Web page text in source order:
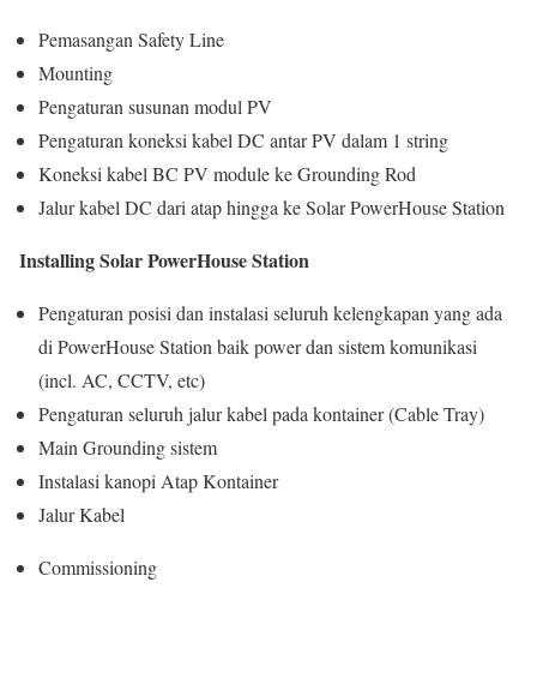
Pemasangan Safety Line
Mounting
Pengaturan susunan modul PV
Pengaturan koneksi kabel DC antar PV dalam 1 string
Koneksi kabel BC PV module ke Grounding Rod
Jalur kabel DC dari atap hingga ke Solar PowerHouse Station
InstallingSolarPowerHouseStation
Pengaturan posisi dan instalasi seluruh kelengkapan yang ada
di PowerHouse Station baik power dan sistem komunikasi
(incl. AC, CCTV, etc)
Pengaturan seluruh jalur kabel pada kontainer (Cable Tray)
Main Grounding sistem
Instalasi kanopi Atap Kontainer
Jalur Kabel
Commissioning